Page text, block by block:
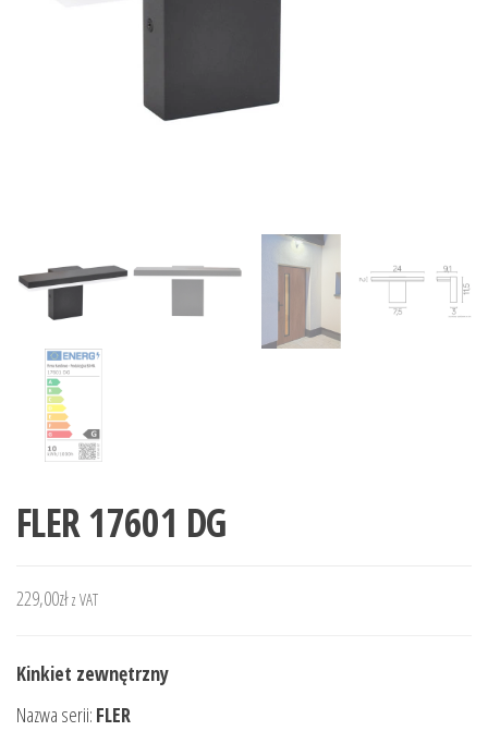
FLER 17601 DG
229,00zł z VAT
Kinkiet zewnętrzny
Nazwa serii: FLER